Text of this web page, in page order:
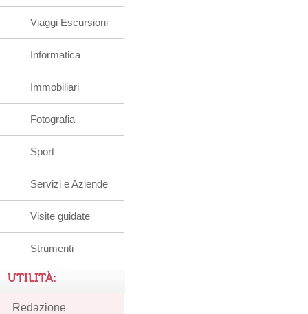
Viaggi Escursioni
Informatica
Immobiliari
Fotografia
Sport
Servizi e Aziende
Visite guidate
Strumenti
UTILITÀ:
Redazione